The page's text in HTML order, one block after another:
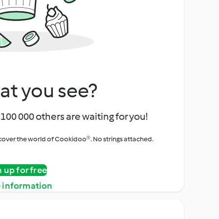
you see?
000 others are waiting for you!
the world of Cookidoo®. No strings attached.
up for free
information